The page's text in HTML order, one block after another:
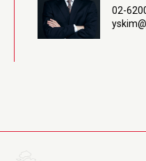
02-